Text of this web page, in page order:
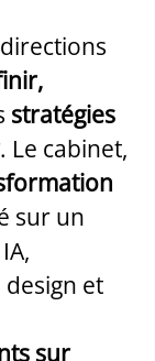
stratégies
. Le cabinet,
sur un
et
sur